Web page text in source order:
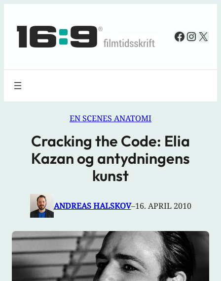
indhold
X
EN SCENES ANATOMI
Cracking the Code: Elia
Kazan og antydningens
kunst
ANDREAS HALSKOV–16. APRIL 2010